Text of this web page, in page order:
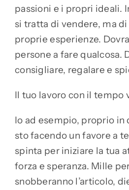
passioni e i propri ideali.
si tratta di vendere, ma
proprie esperienze.
persone a fare qualcosa.
consigliare, regalare e
Il tuo lavoro con il tempo
Io ad esempio, proprio
sto facendo un favore a
spinta per iniziare la tua
forza e speranza. Mille
snobberanno l’articolo,